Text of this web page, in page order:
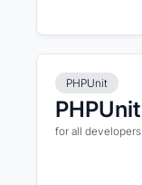
PHPUnit
for all developers